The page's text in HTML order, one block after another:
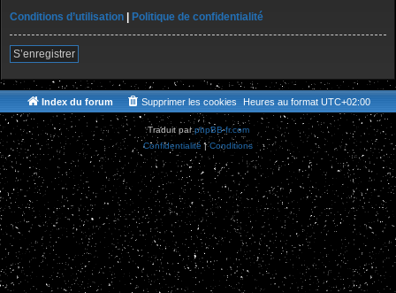
Conditions d’utilisation
Politique de confidentialité
S’enregistrer
Index du forum Heures au format UTC+02:00
Supprimer les cookies
Traduit parphpBB-fr.com
Confidentialité |Conditions